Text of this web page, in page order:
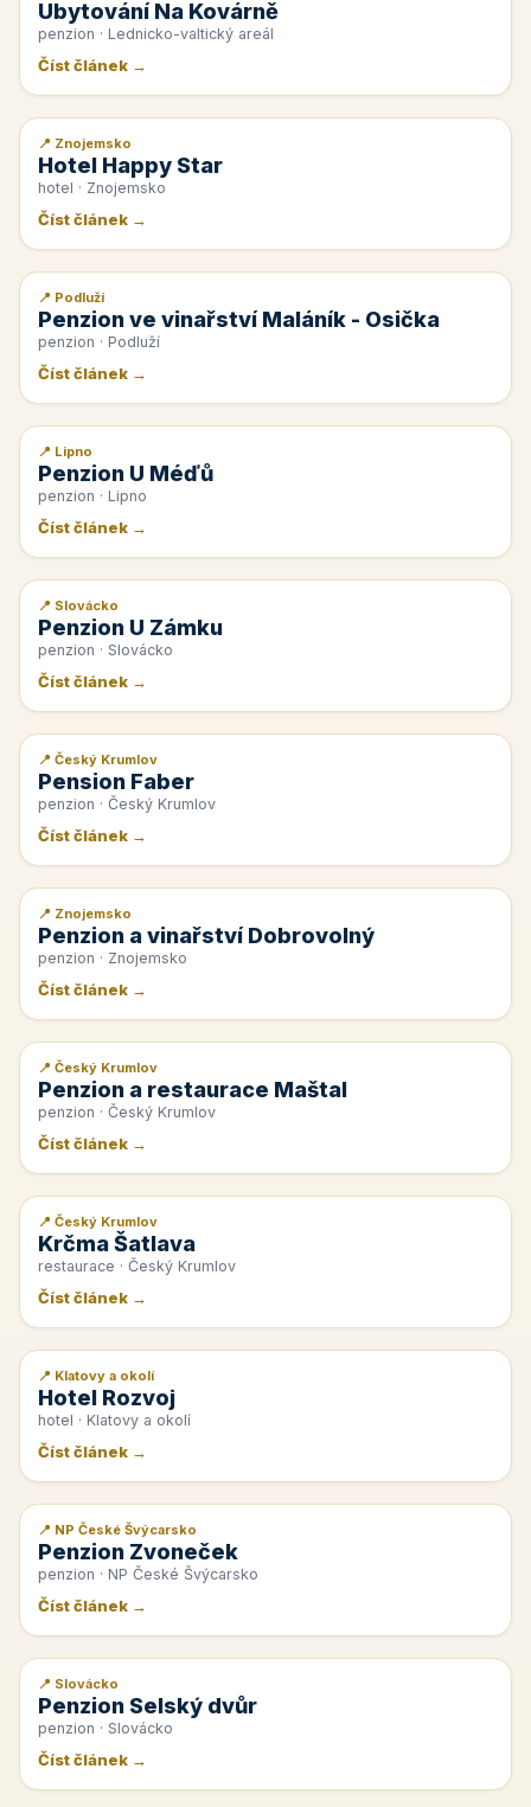
Ubytování Na Kovárně
penzion · Lednicko-valtický areál
Číst článek →
📰 PR článek
📍 Znojemsko
Hotel Happy Star
hotel · Znojemsko
Číst článek →
📰 PR článek
📍 Podluží
Penzion ve vinařství Maláník - Osička
penzion · Podluží
Číst článek →
📰 PR článek
📍 Lipno
Penzion U Méďů
penzion · Lipno
Číst článek →
📰 PR článek
📍 Slovácko
Penzion U Zámku
penzion · Slovácko
Číst článek →
📰 PR článek
📍 Český Krumlov
Pension Faber
penzion · Český Krumlov
Číst článek →
📰 PR článek
📍 Znojemsko
Penzion a vinařství Dobrovolný
penzion · Znojemsko
Číst článek →
📰 PR článek
📍 Český Krumlov
Penzion a restaurace Maštal
penzion · Český Krumlov
Číst článek →
📰 PR článek
📍 Český Krumlov
Krčma Šatlava
restaurace · Český Krumlov
Číst článek →
📰 PR článek
📍 Klatovy a okolí
Hotel Rozvoj
hotel · Klatovy a okolí
Číst článek →
📰 PR článek
📍 NP České Švýcarsko
Penzion Zvoneček
penzion · NP České Švýcarsko
Číst článek →
📰 PR článek
📍 Slovácko
Penzion Selský dvůr
penzion · Slovácko
Číst článek →